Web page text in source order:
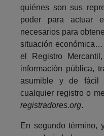
quiénes son sus
poder para actuar
necesarios para
situación económica…
el Registro
información pública,
asumible y de fácil
cualquier registro o
registradores.org.
En segundo término,